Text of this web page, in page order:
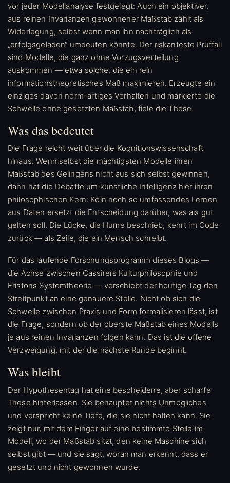
vor jeder Modellanalyse festgelegt: Auch ein objektiver,
aus reinen Invarianzen gewonnener Maßstab zählt als
Widerlegung, selbst wenn man ihn nachträglich als
„erfolgsgeladen“ umdeuten könnte. Der riskanteste Prüffall
sind Modelle, die ganz ohne Vorzugsverteilung
auskommen — etwa solche, die ein rein
informationstheoretisches Maß maximieren. Erzeugte ein
einziges davon norm-artiges Verhalten und markierte die
Schwelle ohne gesetzten Maßstab, fiele die These.
Was das bedeutet
Die Frage reicht weit über die Kognitionswissenschaft
hinaus. Wenn selbst die mächtigsten Modelle ihren
Maßstab des Gelingens nicht aus sich selbst gewinnen,
dann hat die Debatte um künstliche Intelligenz hier ihren
philosophischen Kern: Kein noch so umfassendes Lernen
aus Daten ersetzt die Entscheidung darüber, was als gut
gelten soll. Die Lücke, die Hume beschrieb, kehrt im Code
zurück — als Zeile, die ein Mensch schreibt.
Für das laufende Forschungsprogramm dieses Blogs —
die Achse zwischen Cassirers Kulturphilosophie und
Fristons Systemtheorie — verschiebt der heutige Tag den
Streitpunkt an eine genauere Stelle. Nicht ob sich die
Schwelle zwischen Praxis und Form formalisieren lässt, ist
die Frage, sondern ob der oberste Maßstab eines Modells
je aus reinen Invarianzen folgen kann. Das ist die offene
Verzweigung, mit der die nächste Runde beginnt.
Was bleibt
Der Hypothesentag hat eine bescheidene, aber scharfe
These hinterlassen. Sie behauptet nichts Unmögliches
und verspricht keine Tiefe, die sie nicht halten kann. Sie
zeigt nur, mit dem Finger auf eine bestimmte Stelle im
Modell, wo der Maßstab sitzt, den keine Maschine sich
selbst gibt — und sie sagt, woran man erkennt, dass er
gesetzt und nicht gewonnen wurde.